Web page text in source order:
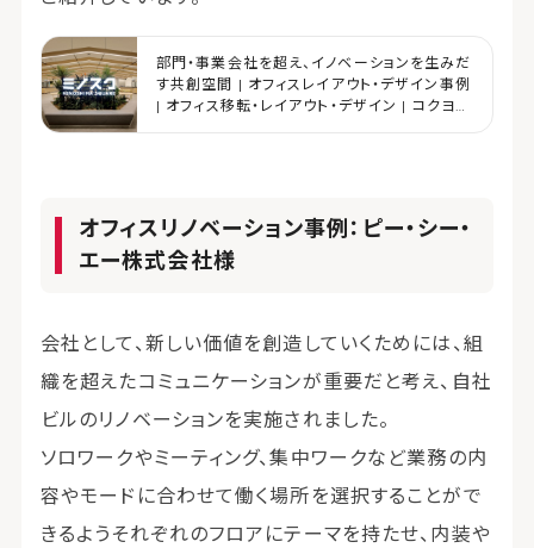
部門・事業会社を超え、イノベーションを生みだ
す共創空間 | オフィスレイアウト・デザイン事例
| オフィス移転・レイアウト・デザイン | コクヨマ
オフィスリノベーション事例：ピー・シー・
エー株式会社様
会社として、新しい価値を創造していくためには、組
織を超えたコミュニケーションが重要だと考え、自社
ビルのリノベーションを実施されました。
ソロワークやミーティング、集中ワークなど業務の内
容やモードに合わせて働く場所を選択することがで
きるようそれぞれのフロアにテーマを持たせ、内装や